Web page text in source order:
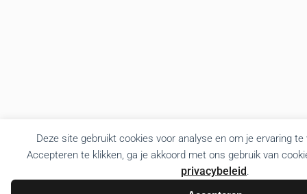
Deze site gebruikt cookies voor analyse en om je ervaring
Accepteren te klikken, ga je akkoord met ons gebruik van
privacybeleid.